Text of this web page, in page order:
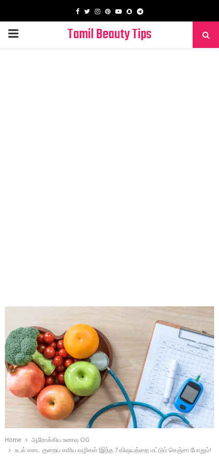
Facebook
TwitterInstagram
PinterestYoutube
SnapchatTelegram
PRIMARY
Tamil Beauty Tips
Home
ஆரோக்கிய உணவு OG
உடல் எடை குறைய எளிய வழிகள் !இந்த 7 விஷயத்தை மட்டும் செஞ்சா போதும்!